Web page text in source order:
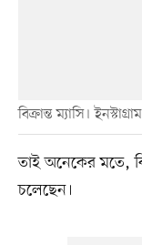
বিক্রান্ত ম্যাসি।
তাই অনেকের মতে,
চলেছেন।